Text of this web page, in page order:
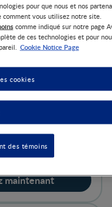
un
bébé
maintenant
maintenant
pour que nous et nos
vous utilisez notre site.
comme indiqué sur notre page
de ces technologies et pour
Cookie Notice Page
cookies
des témoins